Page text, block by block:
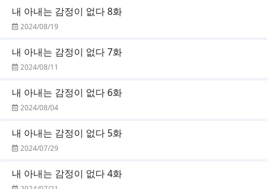
내 아내는 감정이 없다 8화
2024/08/19
내 아내는 감정이 없다 7화
2024/08/11
내 아내는 감정이 없다 6화
2024/08/04
내 아내는 감정이 없다 5화
2024/07/29
내 아내는 감정이 없다 4화